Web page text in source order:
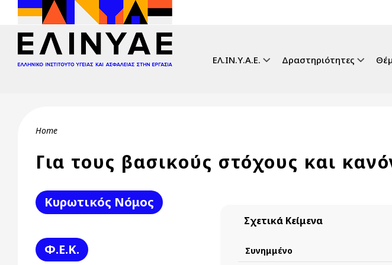
Skip to main content
ΕΛ.ΙΝ.Υ.Α.Ε. Δραστηριότητες
Breadcrumb
Home
Για τους βασικούς στόχους και
Κυρωτικός Νόμος
Φ.Ε.Κ.
Σχετικά Κείμενα
Συνημμένο